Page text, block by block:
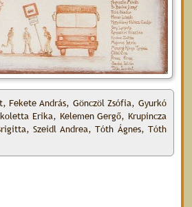
Fekete András, Gönczöl Zsófia, Gyurkó
Erika, Kelemen Gergő, Krupincza
Szeidl Andrea, Tóth Ágnes, Tóth